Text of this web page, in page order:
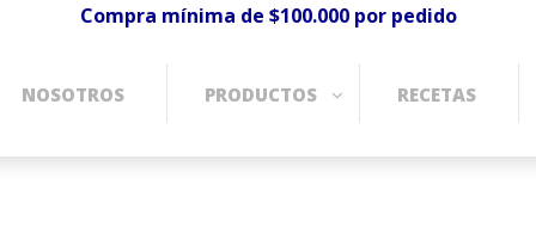
Compra mínima de $100.000 por pedido
NOSOTROS PRODUCTOS RECETAS